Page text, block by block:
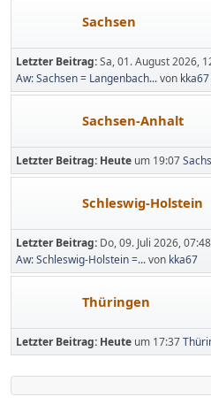
Sachsen
Letzter Beitrag:Sa, 01. August 2026,
Aw: Sachsen = Langenbach...von kka67
Sachsen-Anhalt
Letzter Beitrag: Heute um 19:07
Schleswig-Holstein
Letzter Beitrag: Do, 09. Juli 2026, 07:48
Aw: Schleswig-Holstein =...von kka67
Thüringen
Letzter Beitrag: Heute um 17:37